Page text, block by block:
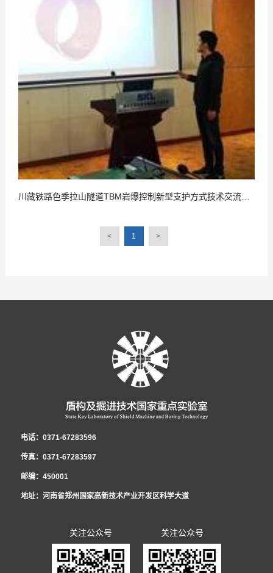
< 1 >
电话：0371-67283596
传真：0371-67283597
邮编：450001
地址：河南省郑州国家高新技术产业开发区科学大道
关注公众号 关注公众号